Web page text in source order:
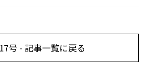
号 - 記事一覧に戻る